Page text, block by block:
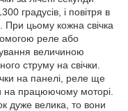
градусів, і повітря в
При цьому кожна свічка
реле або
величиною
струму на свічки.
на панелі, реле ще
на працюючому моторі.
дуже велика, то вони